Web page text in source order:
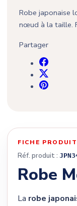
Robe japonaise
nœud à la taille.
Partager
FICHE PRODUIT
Réf. produit :
Robe
La robe